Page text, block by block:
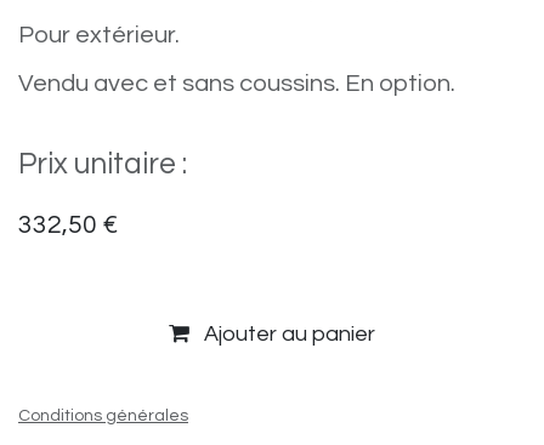
Pour extérieur.
Vendu avec et sans coussins. En option.
Prix unitaire :
332,50 €
Ajouter au panier
Conditions générales